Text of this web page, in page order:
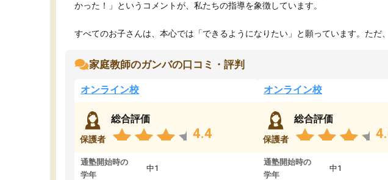
かった！」というコメントが、私たちの指導を象徴しています。
すべてのお子さんは、本心では「できるようになりたい」と願っています。ただ、
家庭教師のガンバの口コミ・評判
オンライン校
保護者
総合評価
4.4
通塾開始時の
学年
中1
オンライン校
保護者
総合評価
通塾開始時の
学年
中1